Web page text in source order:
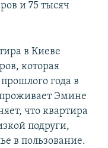
и 75 тысяч
в Киеве
которая
года в
Эмине
что квартира
подруги,
в пользование.